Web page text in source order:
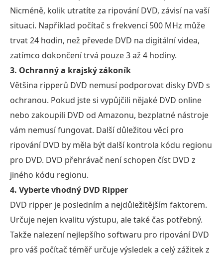
Nicméně, kolik utratíte za ripování DVD, závisí na vaší
situaci. Například počítač s frekvencí 500 MHz může
trvat 24 hodin, než převede DVD na digitální videa,
zatímco dokončení trvá pouze 3 až 4 hodiny.
3. Ochranný a krajský zákoník
Většina ripperů DVD nemusí podporovat disky DVD s
ochranou. Pokud jste si vypůjčili nějaké DVD online
nebo zakoupili DVD od Amazonu, bezplatné nástroje
vám nemusí fungovat. Další důležitou věcí pro
ripování DVD by měla být další kontrola kódu regionu
pro DVD. DVD přehrávač není schopen číst DVD z
jiného kódu regionu.
4. Vyberte vhodný DVD Ripper
DVD ripper je posledním a nejdůležitějším faktorem.
Určuje nejen kvalitu výstupu, ale také čas potřebný.
Takže nalezení nejlepšího softwaru pro ripování DVD
pro váš počítač téměř určuje výsledek a celý zážitek z